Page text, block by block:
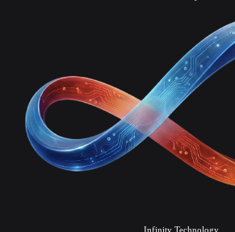
Infinity Technology